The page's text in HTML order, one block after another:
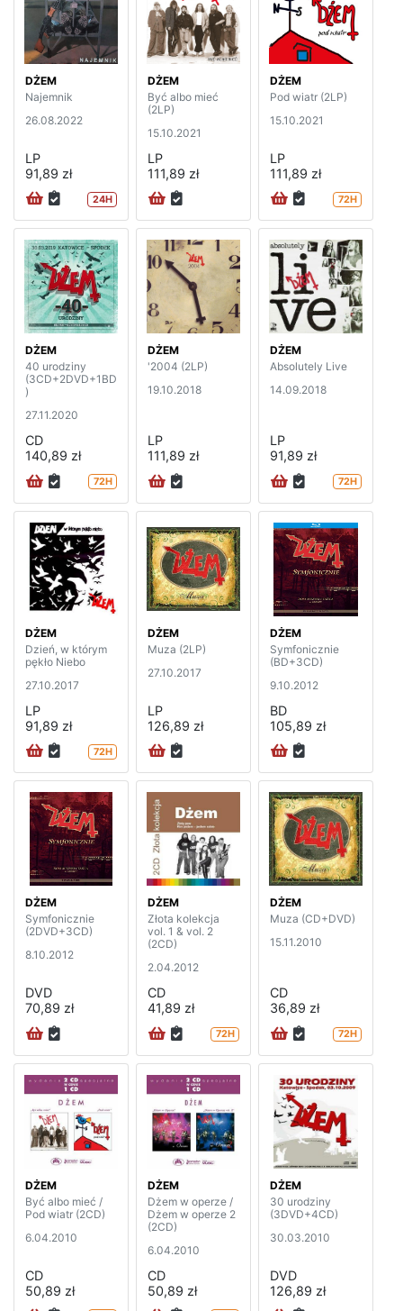
DŻEM
Najemnik
26.08.2022
LP
91,89 zł
24H
DŻEM
Być albo mieć
(2LP)
15.10.2021
LP
111,89 zł
DŻEM
Pod wiatr (2LP)
15.10.2021
LP
111,89 zł
72H
DŻEM
40 urodziny
(3CD+2DVD+1BD
)
27.11.2020
CD
140,89 zł
72H
DŻEM
'2004 (2LP)
19.10.2018
LP
111,89 zł
DŻEM
Absolutely Live
14.09.2018
LP
91,89 zł
72H
DŻEM
Dzień, w którym
pękło Niebo
27.10.2017
LP
91,89 zł
72H
DŻEM
Muza (2LP)
27.10.2017
LP
126,89 zł
DŻEM
Symfonicznie
(BD+3CD)
9.10.2012
BD
105,89 zł
DŻEM
Symfonicznie
(2DVD+3CD)
8.10.2012
DVD
70,89 zł
DŻEM
Złota kolekcja
vol. 1 & vol. 2
(2CD)
2.04.2012
CD
41,89 zł
72H
DŻEM
Muza (CD+DVD)
15.11.2010
CD
36,89 zł
72H
DŻEM
Być albo mieć /
Pod wiatr (2CD)
6.04.2010
CD
50,89 zł
DŻEM
Dżem w operze /
Dżem w operze 2
(2CD)
6.04.2010
CD
50,89 zł
DŻEM
30 urodziny
(3DVD+4CD)
30.03.2010
DVD
126,89 zł